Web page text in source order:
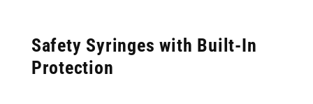
Safety Syringes with Built-In
Protection